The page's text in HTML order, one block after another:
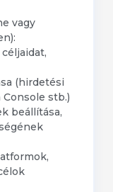
vagy
(hirdetési
stb.)
beállítása,